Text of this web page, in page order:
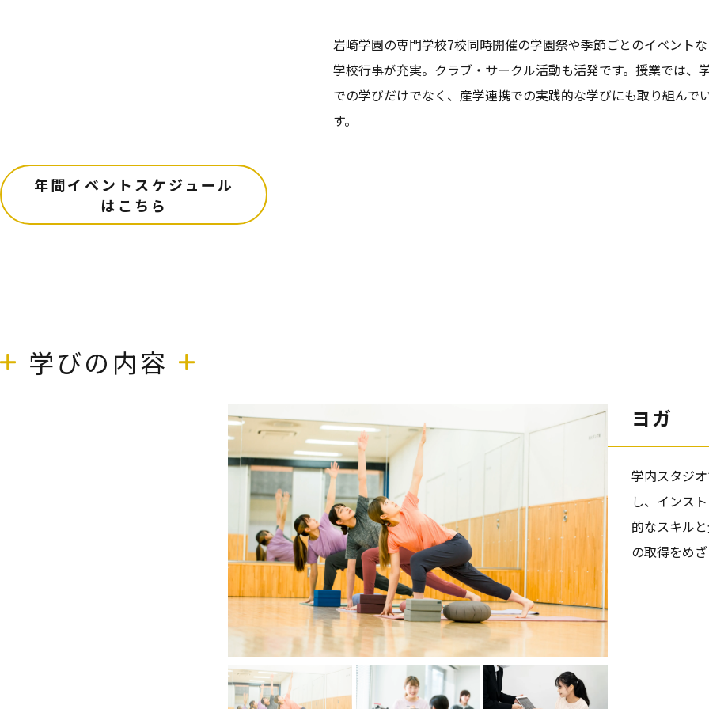
岩崎学園の専門学校7校同時開催の学園祭や季節ごとのイベント
学校行事が充実。クラブ・サークル活動も活発です。授業では、
での学びだけでなく、産学連携での実践的な学びにも取り組んで
す。
年間イベントスケジュール
はこちら
学びの内容
ヨガ
学内スタジ
し、インス
的なスキル
の取得をめざ